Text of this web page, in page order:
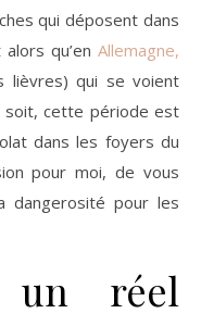
qui déposent dans
qu’en Allemagne,
lièvres) qui se voient
soit, cette période est
dans les foyers du
pour moi, de vous
pour les
un réel